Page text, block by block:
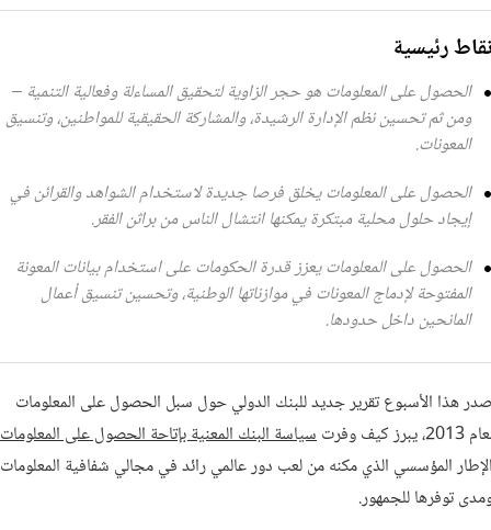
رئيسية
الحصول على المعلومات هو حجر الزاوية لتحقيق المساءلة وفعالية التنمية –
ومن ثم تحسين نظم الإدارة الرشيدة، والمشاركة الحقيقية للمواطنين، وتنسيق
المعونات.
الحصول على المعلومات يخلق فرصا جديدة لاستخدام الشواهد والقرائن في
إيجاد حلول محلية مبتكرة يمكنها انتشال الناس من براثن الفقر.
الحصول على المعلومات يعزز قدرة الحكومات على استخدام بيانات المعونة
المفتوحة لإدماج المعونات في موازناتها الوطنية، وتحسين تنسيق أعمال
المانحين داخل حدودها.
هذا الأسبوع تقرير جديد للبنك الدولي حول سبل الحصول على المعلومات
يبرز كيف وفرت
سياسة البنك المعنية بإتاحة الحصول على المعلومات
المؤسسي الذي مكنه من لعب دور عالمي رائد في مجالي شفافية المعلومات
توفرها للجمهور.